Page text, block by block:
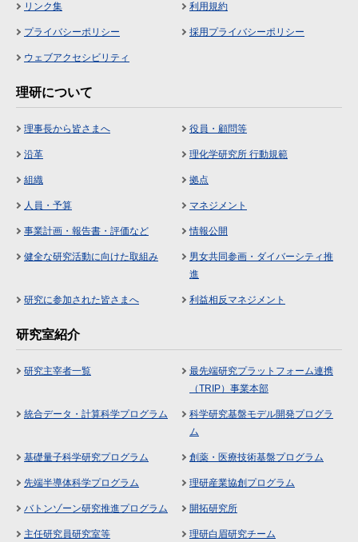
リンク集 利用規約
プライバシーポリシー 採用プライバシーポリシー
ウェブアクセシビリティ
理研について
理事長から皆さまへ 役員・顧問等
沿革 理化学研究所 行動規範
組織 拠点
人員・予算 マネジメント
事業計画・報告書・評価など 情報公開
健全な研究活動に向けた取組み
男女共同参画・ダイバーシティ推
進
研究に参加された皆さまへ 利益相反マネジメント
研究室紹介
研究主宰者一覧
最先端研究プラットフォーム連携
（TRIP）事業本部
統合データ・計算科学プログラム
科学研究基盤モデル開発プログラ
ム
基礎量子科学研究プログラム 創薬・医療技術基盤プログラム
先端半導体科学プログラム 理研産業協創プログラム
バトンゾーン研究推進プログラム 開拓研究所
主任研究員研究室等 理研白眉研究チーム